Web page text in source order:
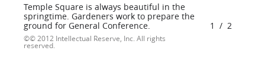
Temple Square is always beautiful in the
springtime. Gardeners work to prepare the
ground for General Conference.
© 2012 Intellectual Reserve, Inc. All rights
reserved.
1 / 2